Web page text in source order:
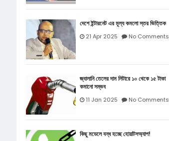
দেশে ইন্টারনেট এর মূল্য কমলো স্তর ভিত্তিক
21 Apr 2025 No Comments
জ্বালানি তেলের দাম লিটারে ১০ থেকে ১৫ টাকা
কমানো সম্ভব
11 Jan 2025 No Comments
কিছু মডেলে বন্ধ হচ্ছে হোয়াটসঅ্যাপ!